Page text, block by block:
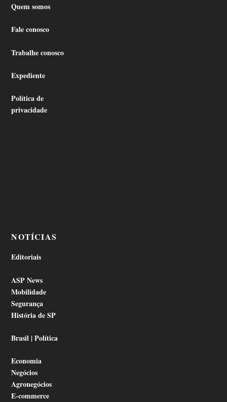
Quem somos
Fale conosco
Trabalhe conosco
Expediente
Política de
privacidade
NOTÍCIAS
Editoriais
ASP News
Mobilidade
Segurança
História de SP
Brasil | Política
Economia
Negócios
Agronegócios
E-commerce